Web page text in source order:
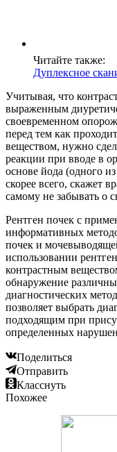
Читайте также:
Дуплексное
Учитывая, что
выраженным
своевременном
перед тем как
веществом, нужно
реакции при вводе в
основе йода (одного
скорее всего, скажет
самому не забывать о
Рентген почек с
информативных
почек и
использовании
контрастным
обнаружение
диагностических
позволяет выбрать
подходящим при
определенных
Поделиться
Отправить
Класснуть
Похожее